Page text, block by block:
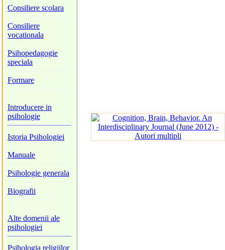
Consiliere scolara
Consiliere
vocationala
Psihopedagogie
speciala
Formare
Introducere in
psihologie
Istoria Psihologiei
Manuale
Psihologie generala
Biografii
Alte domenii ale
psihologiei
Psihologia religiilor